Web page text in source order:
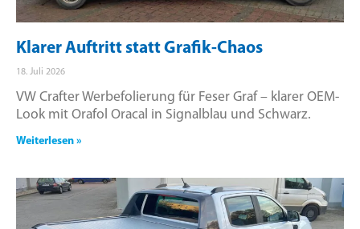
Klarer Auftritt statt Grafik-Chaos
18. Juli 2026
VW Crafter Werbefolierung für Feser Graf – klarer OEM-
Look mit Orafol Oracal in Signalblau und Schwarz.
Weiterlesen »